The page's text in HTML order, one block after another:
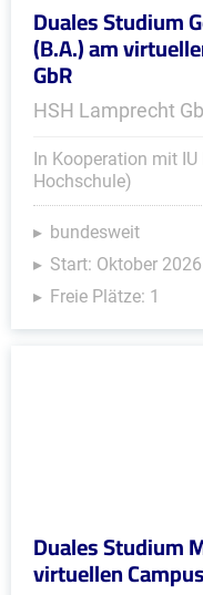
Duales Studium
(B.A.) am
GbR
HSH Lamprecht
In Kooperation mit
Hochschule)
bundesweit
Start: Oktober 2026
Freie Plätze: 1
Duales Studium
virtuellen